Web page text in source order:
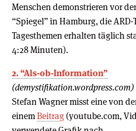
Menschen demonstrieren vor
“Spiegel” in Hamburg, die
Tagesthemen erhalten täglich
4:28 Minuten).
2. “Als-ob-Information”
(demystifikation.wordpress.com)
Stefan Wagner misst eine von
einemBeitrag (youtube.com,